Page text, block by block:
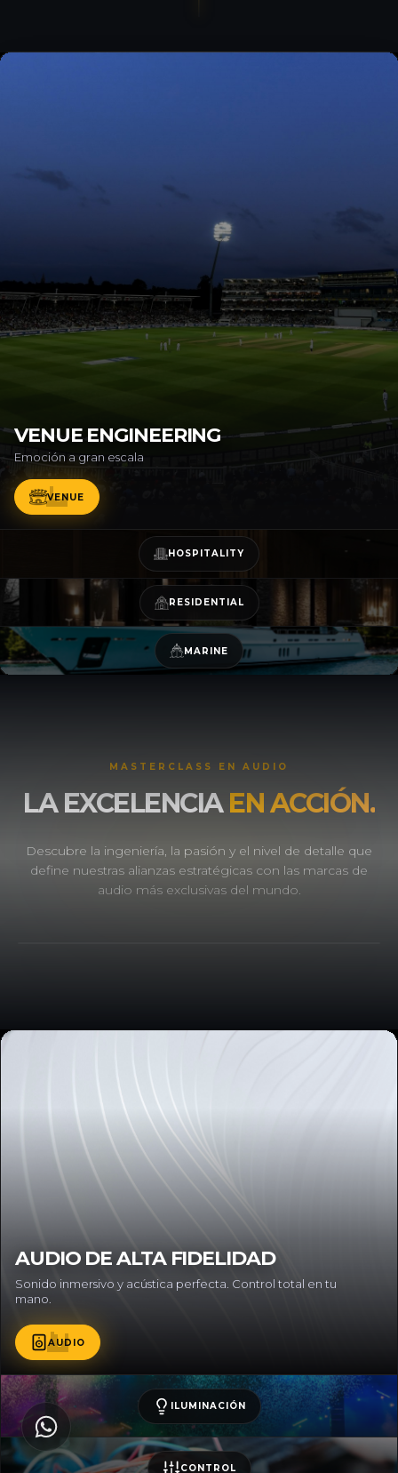
VENUE
VENUE ENGINEERING
Emoción a gran escala
HOSPITALITY
RESIDENTIAL
MARINE
MASTERCLASS EN AUDIO
LA EXCELENCIAEN ACCIÓN.
Descubre la ingeniería, la pasión y el nivel de detalle que
define nuestras alianzas estratégicas con las marcas de
audio más exclusivas del mundo.
AUDIO
AUDIO DE ALTA FIDELIDAD
Sonido inmersivo y acústica perfecta. Control total en tu
mano.
ILUMINACIÓN
CONTROL